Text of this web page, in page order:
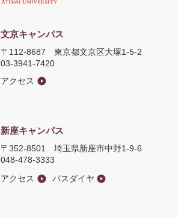
文京キャンパス
〒112-8687東京都文京区大塚1-5-2
03-3941-7420
アクセス
新座キャンパス
〒352-8501埼玉県新座市中野1-9-6
048-478-3333
アクセス
バスダイヤ